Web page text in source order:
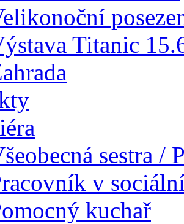
Titanic
sestra /
v
kuchař